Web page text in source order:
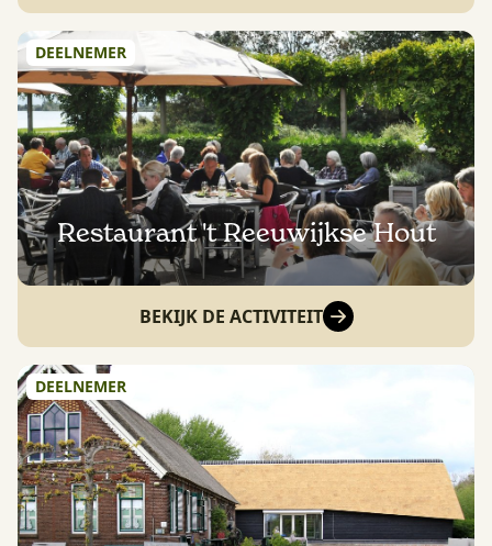
DEELNEMER
Restaurant 't Reeuwijkse Hout
BEKIJK DE ACTIVITEIT
DEELNEMER